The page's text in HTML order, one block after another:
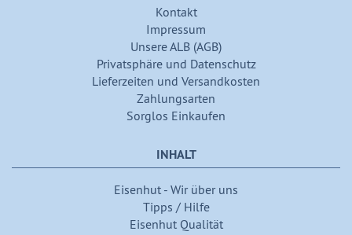
Kontakt
Impressum
Unsere ALB (AGB)
Privatsphäre und Datenschutz
Lieferzeiten und Versandkosten
Zahlungsarten
Sorglos Einkaufen
INHALT
Eisenhut - Wir über uns
Tipps / Hilfe
Eisenhut Qualität